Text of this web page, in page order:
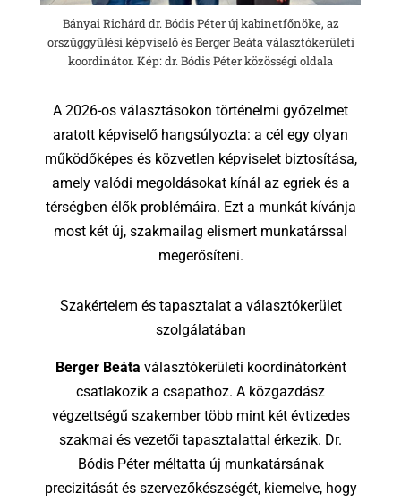
Bányai Richárd dr. Bódis Péter új kabinetfőnöke, az
orszűggyűlési képviselő és Berger Beáta választókerületi
koordinátor. Kép: dr. Bódis Péter közösségi oldala
A 2026-os választásokon történelmi győzelmet
aratott képviselő hangsúlyozta: a cél egy olyan
működőképes és közvetlen képviselet biztosítása,
amely valódi megoldásokat kínál az egriek és a
térségben élők problémáira. Ezt a munkát kívánja
most két új, szakmailag elismert munkatárssal
megerősíteni.
Szakértelem és tapasztalat a választókerület
szolgálatában
Berger Beáta választókerületi koordinátorként
csatlakozik a csapathoz. A közgazdász
végzettségű szakember több mint két évtizedes
szakmai és vezetői tapasztalattal érkezik. Dr.
Bódis Péter méltatta új munkatársának
precizitását és szervezőkészségét, kiemelve, hogy